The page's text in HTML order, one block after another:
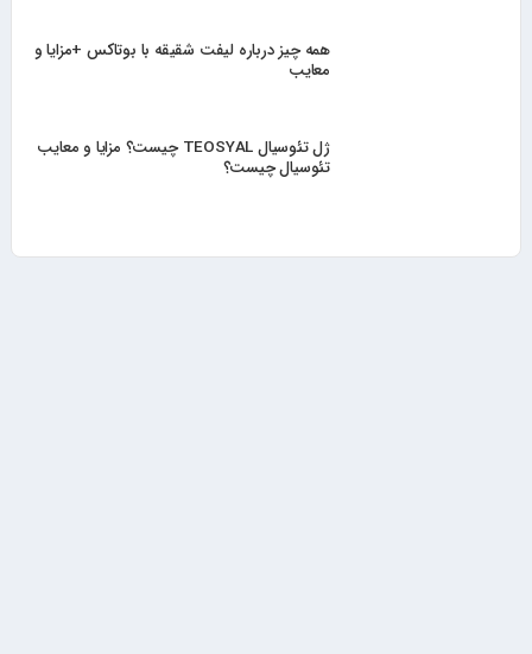
همه چیز درباره لیفت شقیقه با بوتاکس +مزایا و
معایب
ژل تئوسیال TEOSYAL چیست؟ مزایا و معایب
تئوسیال چیست؟